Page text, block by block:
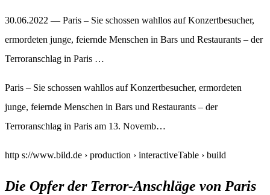
30.06.2022 — Paris – Sie schossen wahllos auf Konzertbesucher,
ermordeten junge, feiernde Menschen in Bars und Restaurants – der
Terroranschlag in Paris …
Paris – Sie schossen wahllos auf Konzertbesucher, ermordeten
junge, feiernde Menschen in Bars und Restaurants – der
Terroranschlag in Paris am 13. Novemb…
http s://www.bild.de › production › interactiveTable › build
Die Opfer der Terror-Anschläge von Paris